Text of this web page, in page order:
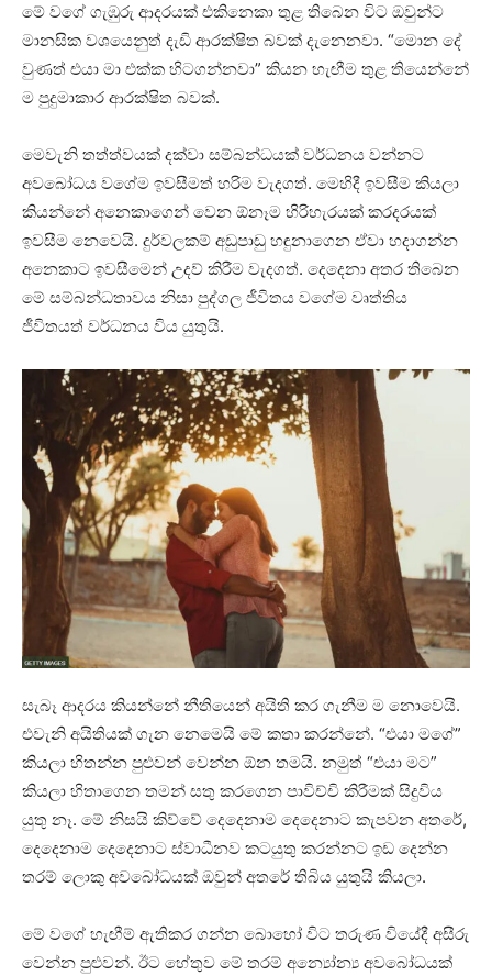
මේ වගේ ගැඹුරු ආදරයක් එකිනෙකා තුළ තිබෙන විට ඔවුන්ට
මානසික වශයෙනුත් දැඩි ආරක්ෂිත බවක් දැනෙනවා. “මොන දේ
වුණත් එයා මා එක්ක හිටගන්නවා” කියන හැඟීම තුළ තියෙන්නේ
ම පුදුමාකාර ආරක්ෂිත බවක්.
මෙවැනි තත්ත්වයක් දක්වා සම්බන්ධයක් වර්ධනය වන්නට
අවබෝධය වගේම ඉවසීමත් හරිම වැදගත්. මෙහිදී ඉවසීම කියලා
කියන්නේ අනෙකාගෙන් වෙන ඕනෑම හිරිහැරයක් කරදරයක්
ඉවසීම නෙවෙයි. දුර්වලකම් අඩුපාඩු හඳුනාගෙන ඒවා හදාගන්න
අනෙකාට ඉවසීමෙන් උදව් කිරීම වැදගත්. දෙදෙනා අතර තිබෙන
මේ සම්බන්ධතාවය නිසා පුද්ගල ජීවිතය වගේම වෘත්තිය
ජීවිතයත් වර්ධනය විය යුතුයි.
සැබෑ ආදරය කියන්නේ නීතියෙන් අයිති කර ගැනීම ම නොවෙයි.
එවැනි අයිතියක් ගැන නෙමෙයි මේ කතා කරන්නේ. “එයා මගේ”
කියලා හිතන්න පුළුවන් වෙන්න ඕන තමයි. නමුත් “එයා මට”
කියලා හිතාගෙන තමන් සතු කරගෙන පාවිච්චි කිරීමක් සිදුවිය
යුතු නෑ. මේ නිසයි කිව්වේ දෙදෙනාම දෙදෙනාට කැපවන අතරේ,
දෙදෙනාම ⁣දෙදෙනාට ස්වාධීනව කටයුතු කරන්නට ඉඩ දෙන්න
තරම් ලොකු අවබෝධයක් ඔවුන් අතරේ තිබිය යුතුයි කියලා.
මේ වගේ හැඟීම් ඇතිකර ගන්න බොහෝ විට තරුණ වියේදී අසීරු
වෙන්න පුළුවන්. ඊට හේතුව මේ තරම් අන්‍යෝන්‍ය අවබෝධයක්